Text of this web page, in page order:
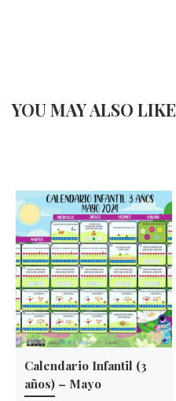
YOU MAY ALSO LIKE
Calendario Infantil (3
años) – Mayo